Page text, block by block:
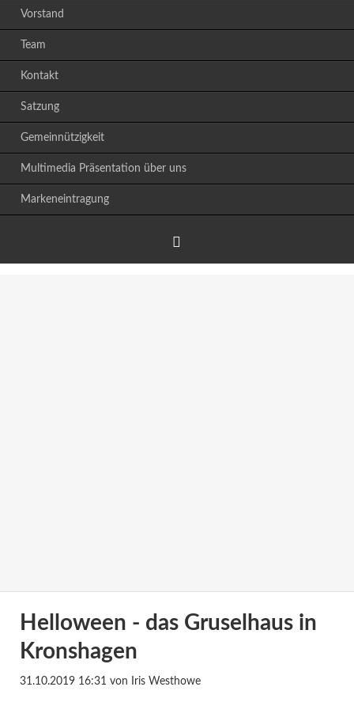
Vorstand
Team
Kontakt
Satzung
Gemeinnützigkeit
Multimedia Präsentation über uns
Markeneintragung
Helloween - das Gruselhaus in
Kronshagen
31.10.2019 16:31von Iris Westhowe